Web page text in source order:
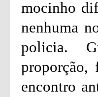
mocinho
nenhuma
policia.
proporção,
encontro